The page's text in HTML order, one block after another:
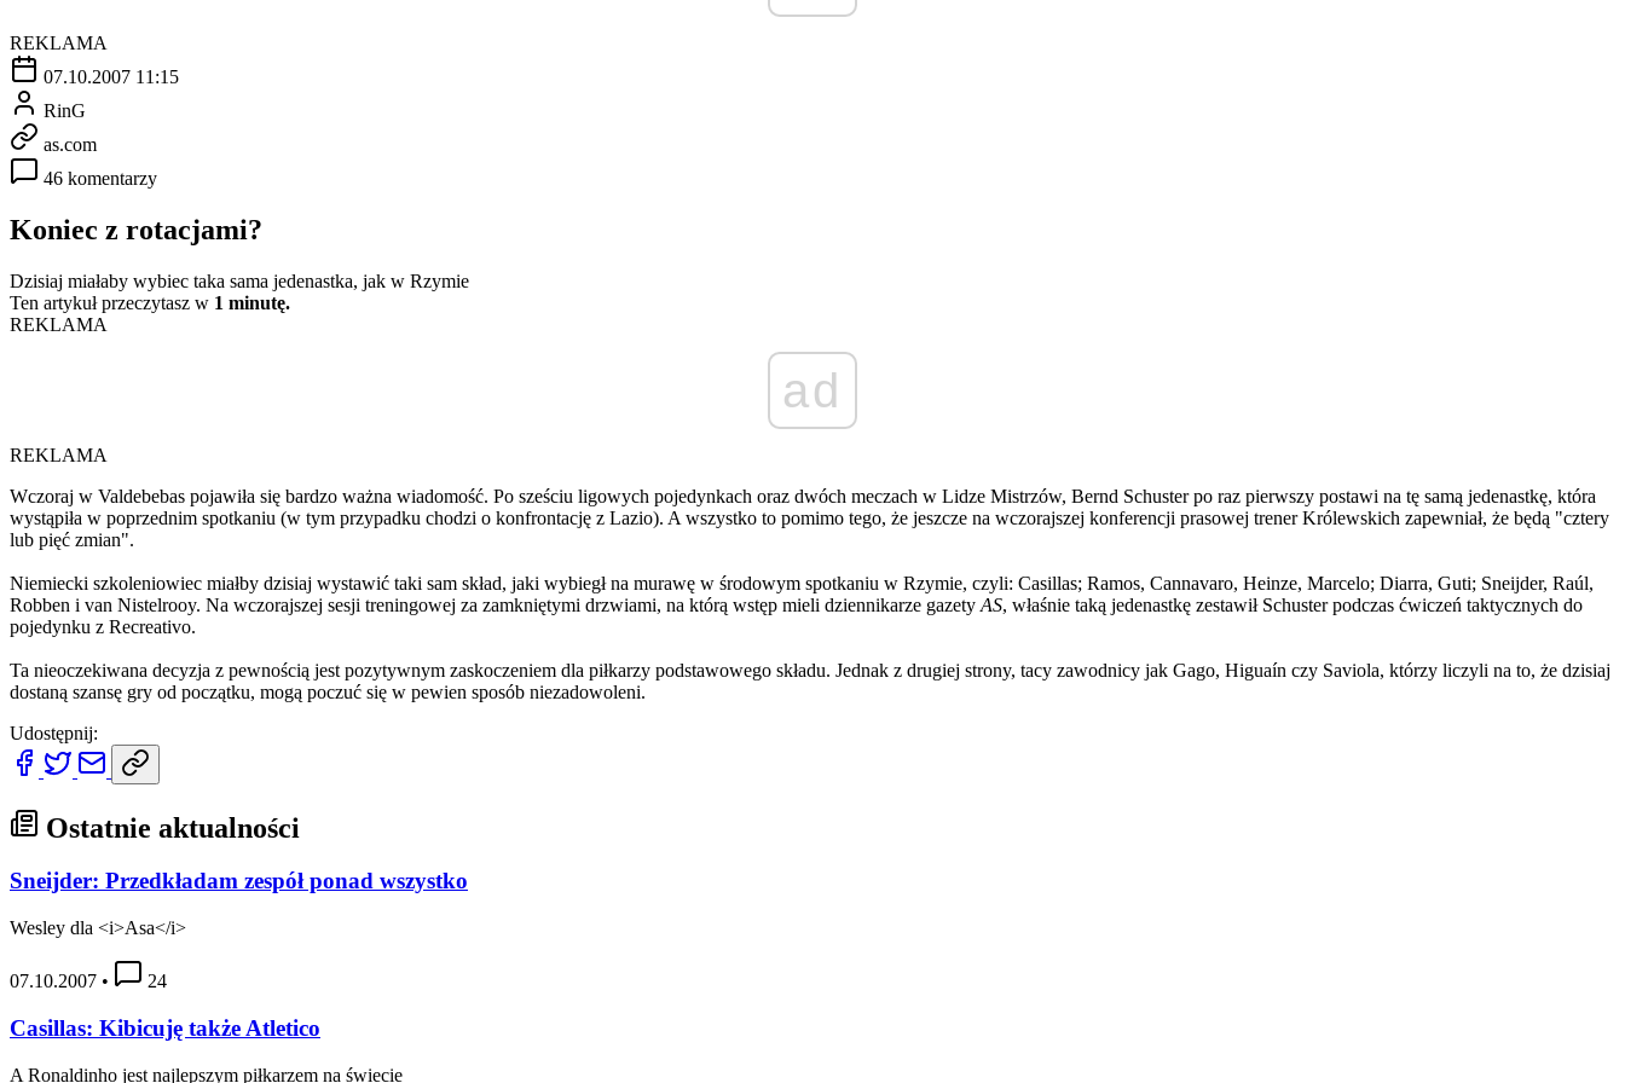
REKLAMA
07.10.2007 11:15
RinG
as.com
46 komentarzy
Koniec z rotacjami?
Dzisiaj miałaby wybiec taka sama jedenastka, jak w Rzymie
Ten artykuł przeczytasz w 1 minutę.
REKLAMA
ad
REKLAMA
Wczoraj w Valdebebas pojawiła się bardzo ważna wiadomość. Po sześciu ligowych pojedynkach oraz dwóch meczach w Lidze Mistrzów, Bernd Schuster po raz pierwszy postawi na tę samą jedenastkę, która
wystąpiła w poprzednim spotkaniu (w tym przypadku chodzi o konfrontację z Lazio). A wszystko to pomimo tego, że jeszcze na wczorajszej konferencji prasowej trener Królewskich zapewniał, że będą "cztery
lub pięć zmian".
Niemiecki szkoleniowiec miałby dzisiaj wystawić taki sam skład, jaki wybiegł na murawę w środowym spotkaniu w Rzymie, czyli: Casillas; Ramos, Cannavaro, Heinze, Marcelo; Diarra, Guti; Sneijder, Raúl,
Robben i van Nistelrooy. Na wczorajszej sesji treningowej za zamkniętymi drzwiami, na którą wstęp mieli dziennikarze gazety AS, właśnie taką jedenastkę zestawił Schuster podczas ćwiczeń taktycznych do
pojedynku z Recreativo.
Ta nieoczekiwana decyzja z pewnością jest pozytywnym zaskoczeniem dla piłkarzy podstawowego składu. Jednak z drugiej strony, tacy zawodnicy jak Gago, Higuaín czy Saviola, którzy liczyli na to, że dzisiaj
dostaną szansę gry od początku, mogą poczuć się w pewien sposób niezadowoleni.
Udostępnij:
Ostatnie aktualności
Sneijder: Przedkładam zespół ponad wszystko
Wesley dla <i>Asa</i>
07.10.2007 • 24
Casillas: Kibicuję także Atletico
A Ronaldinho jest najlepszym piłkarzem na świecie